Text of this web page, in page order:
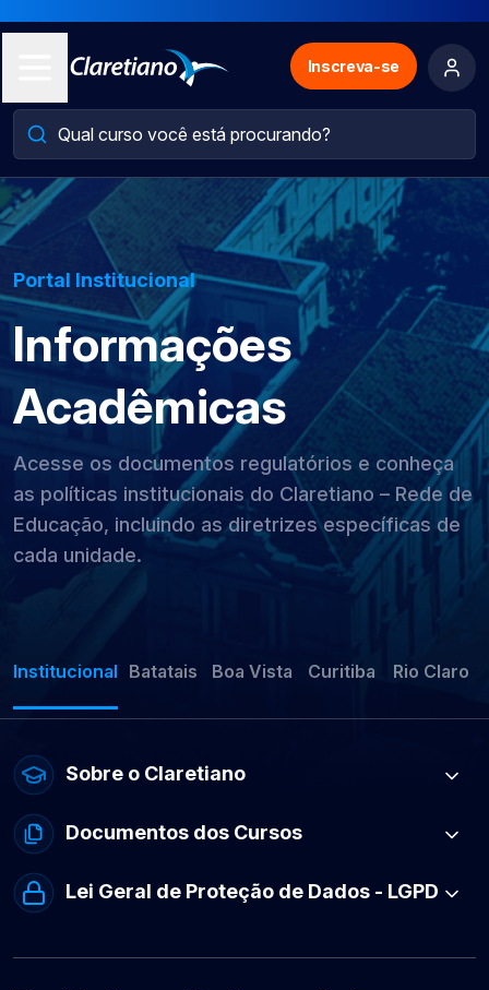
Inscreva-se
Portal Institucional
Informações
Acadêmicas
Acesse os documentos regulatórios e conheça
as políticas institucionais do Claretiano – Rede de
Educação, incluindo as diretrizes específicas de
cada unidade.
Institucional Batatais Boa Vista Curitiba Rio Claro
Sobre o Claretiano
Documentos dos Cursos
Lei Geral de Proteção de Dados - LGPD